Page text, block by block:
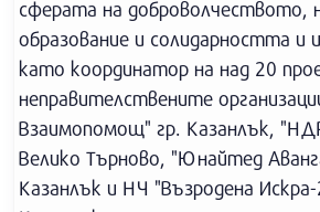
сферата на доброволчеството,
образование и солидарността и
като координатор на над 20
неправителствените
Взаимопомощ" гр. Казанлък,
Велико Търново, "Юнайтед
Казанлък и НЧ "Възродена